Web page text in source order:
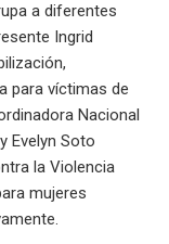
a diferentes
Ingrid
para víctimas de
Nacional
Evelyn Soto
la Violencia
mujeres